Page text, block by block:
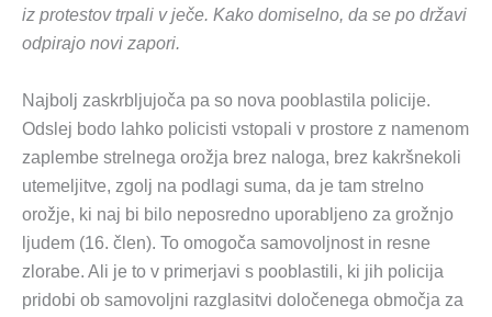
iz protestov trpali v ječe. Kako domiselno, da se po državi
odpirajo novi zapori.
Najbolj zaskrbljujoča pa so nova pooblastila policije.
Odslej bodo lahko policisti vstopali v prostore z namenom
zaplembe strelnega orožja brez naloga, brez kakršnekoli
utemeljitve, zgolj na podlagi suma, da je tam strelno
orožje, ki naj bi bilo neposredno uporabljeno za grožnjo
ljudem (16. člen). To omogoča samovoljnost in resne
zlorabe. Ali je to v primerjavi s pooblastili, ki jih policija
pridobi ob samovoljni razglasitvi določenega območja za